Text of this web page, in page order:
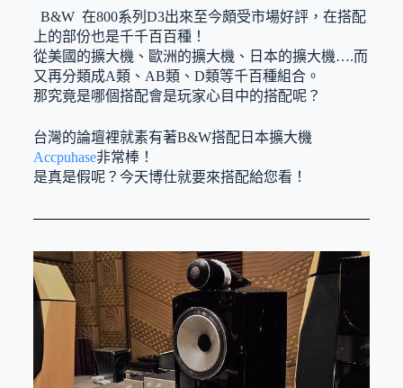
B&W 在800系列D3出來至今頗受市場好評，在搭配
上的部份也是千千百百種！
從美國的擴大機、歐洲的擴大機、日本的擴大機….而
又再分類成A類、AB類、D類等千百種組合。
那究竟是哪個搭配會是玩家心目中的搭配呢？
台灣的論壇裡就素有著B&W搭配日本擴大機
Accpuhase非常棒！
是真是假呢？今天博仕就要來搭配給您看！